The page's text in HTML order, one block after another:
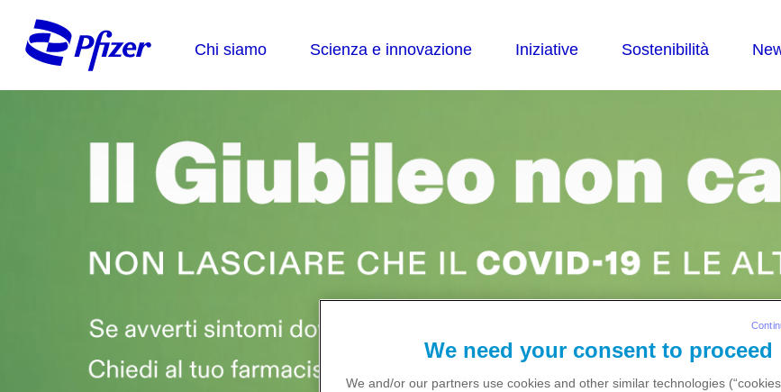
We need your consent to proceed
We and/or our partners use cookies and other similar technologies